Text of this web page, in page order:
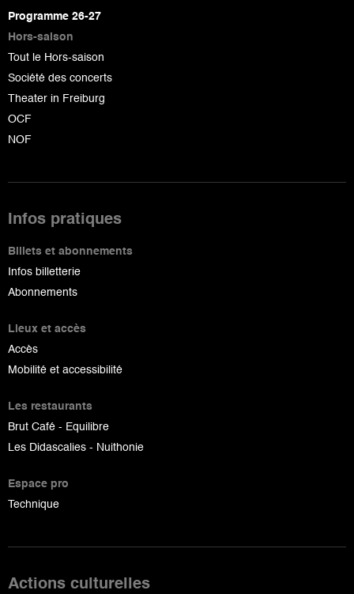
page
Programme 26-27
Hors-saison
Tout le Hors-saison
Société des concerts
Theater in Freiburg
OCF
NOF
Infos pratiques
Billets et abonnements
Infos billetterie
Abonnements
Lieux et accès
Accès
Mobilité et accessibilité
Les restaurants
Brut Café - Equilibre
Les Didascalies - Nuithonie
Espace pro
Technique
Actions culturelles